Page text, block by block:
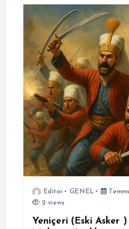
Editor GENEL
2 views
Yeniçeri (Eski Asker